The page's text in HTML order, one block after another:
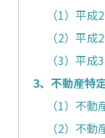
（1）平
（2）平
（3）平
3、不動産特
（1）不
（2）不